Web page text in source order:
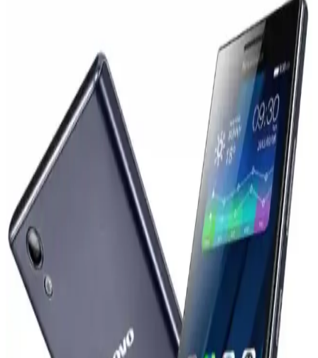
Samsung Electronics'in Artan Maliyetler ve Ürün
Samsung Electronics, artan bileşen maliyetleri ve yenilik eksikliği
nedeniyle finansal zorluklarla mücadele ediyor. Şirket, maliyetleri
düşürmek ve ürün stratejisini yeniden şekillendirmek zorunda
OnePlus'ın Küresel Pazarlardan Çekilme Kararı ve
Pazar Dinamiklerine Etkileri
OnePlus, 2026 Nisan itibarıyla Avrupa'da faaliyetlerini durdurabilir.
Oppo ile entegrasyon ve pazar stratejisi değişiklikleri bu kararda
etkili. Kullanıcılar yazılım desteği ve güncellemeler konusunda
belirsizlik yaşıyor.
iPhone 17 Pro ve Samsung Galaxy S22
Ekranlarında Renk Doğruluğu ve Canlılık
Karşılaştırması
Samsung Galaxy S22 ekranları canlı renkler sunarken, iPhone 17
Pro daha doğru ve doğal renkler sağlar. Renk doygunluğu ve
kalibrasyon farklılıkları kullanıcı deneyimini etkiler.
Vivo X300 Ultra ve Akıllı Telefon Kameralarının
Profesyonel Kameralarla Teknik Karşılaştırması